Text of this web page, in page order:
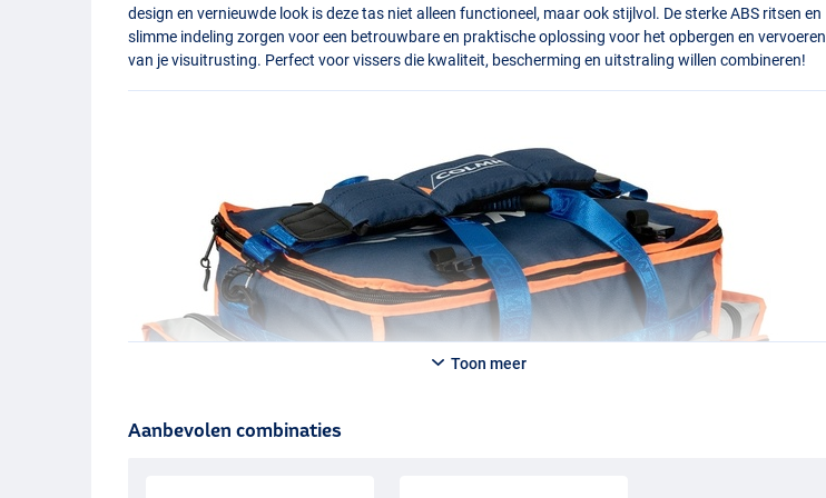
design en vernieuwde look is deze tas niet alleen functioneel, maar ook stijlvol. De sterkeABS ritsen en
slimme indeling zorgen voor een betrouwbare en praktische oplossing voor het opbergen en vervoeren
van je visuitrusting. Perfect voor vissers die kwaliteit, bescherming en uitstraling willen combineren!
Toon meer
Aanbevolen combinaties